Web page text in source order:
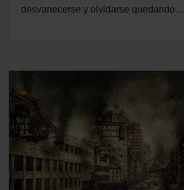
desvanecerse y olvidarse quedando…